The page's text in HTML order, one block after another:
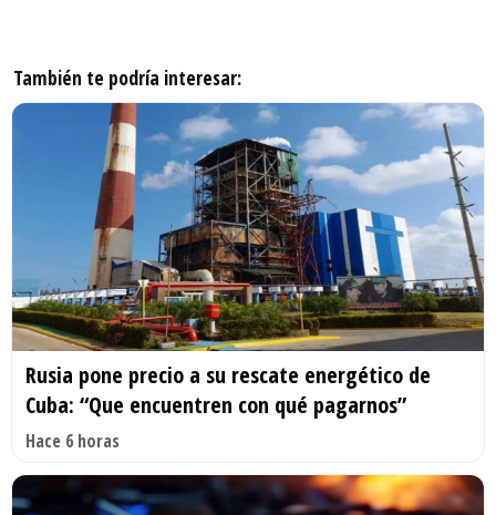
También te podría interesar:
Rusia pone precio a su rescate energético de
Cuba: “Que encuentren con qué pagarnos”
Hace 6 horas